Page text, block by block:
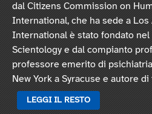
dal Citizens Commission on
International, che ha sede a Los
International è stato fondato nel
Scientology e dal compianto
professore emerito di
New York a Syracuse e autore
LEGGI IL RESTO